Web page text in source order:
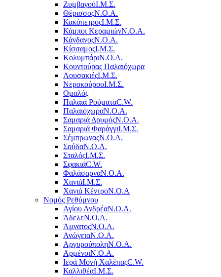
ΖυμβαγούΙ.Μ.Σ.
ΘέρισσοςΝ.Ο.Α.
ΚακόπετροςΙ.Μ.Σ.
Κάμποι ΚεραμιώνΝ.Ο.Α.
ΚάνδανοςΝ.Ο.Α.
ΚίσσαμοςΙ.Μ.Σ.
ΚολυμπάριΝ.Ο.Α.
Κουντούρας Παλαιόχωρα
ΛουσακιέςΙ.Μ.Σ.
ΝεροκούρουΙ.Μ.Σ.
Ομαλός
Παλαιά ΡούματαC.W.
ΠαλαιόχωραΝ.Ο.Α.
Σαμαριά ΔρυμόςΝ.Ο.Α.
Σαμαριά ΦαράγγιΙ.Μ.Σ.
ΣέμπρωναςΝ.Ο.Α.
ΣούδαΝ.Ο.Α.
ΣταλόςΙ.Μ.Σ.
ΣφακιάC.W.
ΦαλάσαρναΝ.Ο.Α.
ΧανιάΙ.Μ.Σ.
Χανιά ΚέντροN.O.A
Νομός Ρεθύμνου
Αγίου ΑνδρέαΝ.Ο.Α.
ΆδελεΝ.Ο.Α.
ΆμνατοςΝ.Ο.Α.
ΑνώγειαΝ.Ο.Α.
ΑργυρούποληΝ.Ο.Α.
ΑρμένοιΝ.Ο.Α.
Ιερά Μονή ΧαλέπαςC.W.
ΚαλλιθέαΙ.Μ.Σ.